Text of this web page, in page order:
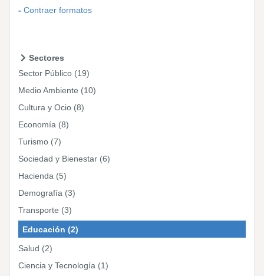
Contraer formatos
Sectores
Sector Público (19)
Medio Ambiente (10)
Cultura y Ocio (8)
Economía (8)
Turismo (7)
Sociedad y Bienestar (6)
Hacienda (5)
Demografía (3)
Transporte (3)
Educación (2)
Salud (2)
Ciencia y Tecnología (1)